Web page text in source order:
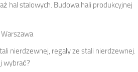
hal stalowych. Budowa hali produkcyjnej
nierdzewnej, regały ze stali nierdzewnej.
wybrać?